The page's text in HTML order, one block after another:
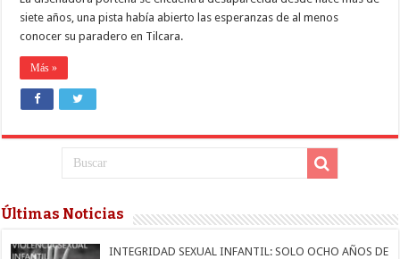
siete años, una pista había abierto las esperanzas de al menos
conocer su paradero en Tilcara.
Más »
Últimas Noticias
INTEGRIDAD SEXUAL INFANTIL: SOLO OCHO AÑOS DE